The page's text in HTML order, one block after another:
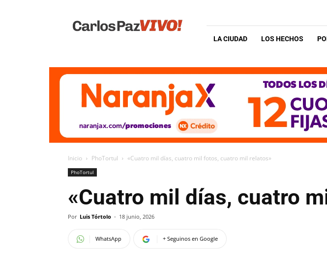
Vivo
LA CIUDAD LOS HECHOS
Inicio PhoTortul «Cuatro mil días, cuatro mil fotos, cuatro mil relatos»
PhoTortul
«Cuatro mil días, cuatro
Por Luis Tórtolo - 18 junio, 2026
WhatsApp + Seguinos en Google